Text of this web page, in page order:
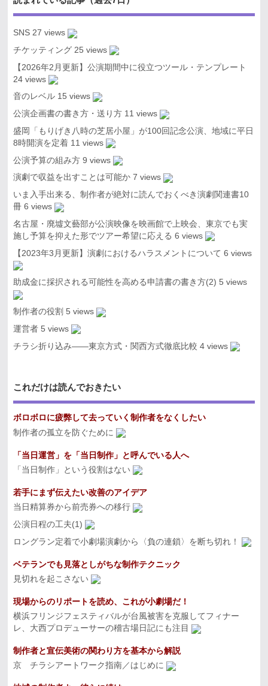
SNS 27 views
チケッティング 25 views
【2026年2月更新】公演期間中に役立つツール・テンプレート
24 views
音のレベル 15 views
公演企画書の書き方・送り方 11 views
盛岡「もりげき八時の芝居小屋」が100回記念公演、地域に平日
8時開演を定着 11 views
公演予算の組み方 9 views
演劇で収益を出すことは可能か 7 views
いま入手出来る、制作者が絶対に読んでおくべき演劇関連書10
冊 6 views
名古屋・廃墟文藝部が公演映像を映画館で上映会、東京でも実
施し予算を抑えた形でツアー希望に応える 6 views
【2023年3月更新】演劇におけるハラスメントについて 6 views
助成金に採択される可能性を高める申請書の書き方(2) 5 views
制作者の役割 5 views
運営者 5 views
チラシ折り込み――東京方式・関西方式徹底比較 4 views
これだけは読んでおきたい
ボロボロに疲弊して去っていく制作者をなくしたい
制作者の孤立を防ぐために
「当日運営」を「当日制作」と呼んでいる人へ
「当日制作」という役割はない
若手にまず伝えたい改善のアイデア
当日精算券から前売券への移行
公演日程の工夫(1)
ロングラン定着で小劇場演劇から〈負の連鎖〉を断ち切れ！
ベテランでも見落としがちな制作テクニック
見切れを起こさない
現場からのリポートを読め、これが小劇場だ！
横浜フリンジフェスティバルが台風被害を克服してフィナー
レ、大西プロデューサーの稽古場日記にも注目
制作者と宣伝美術の関わり方を基本から解説
京 チラシアートワーク指南／はじめに